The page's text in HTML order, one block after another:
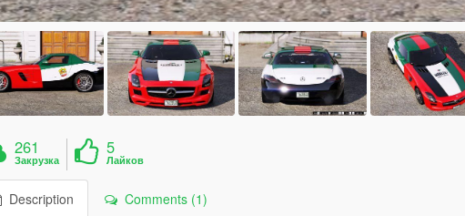
261
Закрузка
5
Лайков
Description Comments (1)